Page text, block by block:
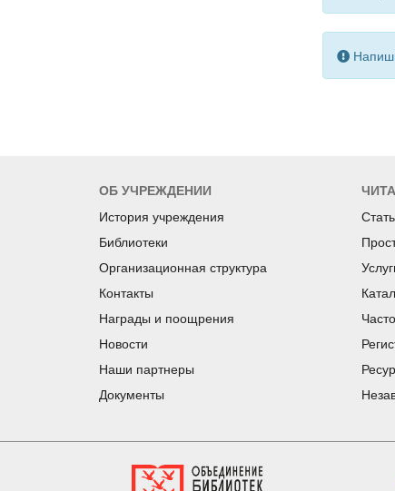
ОБ УЧРЕЖДЕНИИ
История учреждения
Библиотеки
Организационная структура
Контакты
Награды и поощрения
Новости
Наши партнеры
Документы